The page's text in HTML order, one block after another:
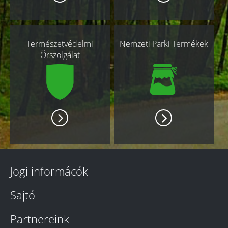
Természetvédelmi
Őrszolgálat
Nemzeti Parki Termékek
Jogi informácók
Sajtó
Partnereink